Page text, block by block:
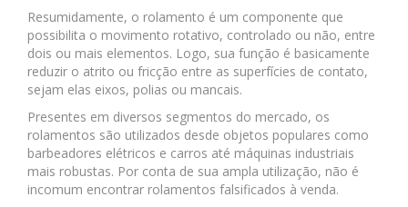
Resumidamente, o rolamento é um componente que
possibilita o movimento rotativo, controlado ou não, entre
dois ou mais elementos. Logo, sua função é basicamente
reduzir o atrito ou fricção entre as superfícies de contato,
sejam elas eixos, polias ou mancais.
Presentes em diversos segmentos do mercado, os
rolamentos são utilizados desde objetos populares como
barbeadores elétricos e carros até máquinas industriais
mais robustas. Por conta de sua ampla utilização, não é
incomum encontrar rolamentos falsificados à venda.